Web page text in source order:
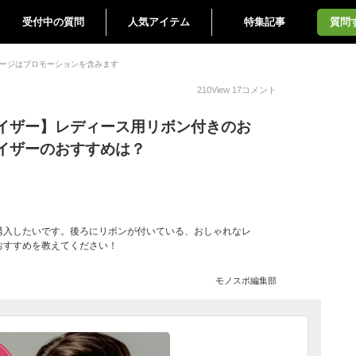
受付中の質問 人気アイテム 特集記事 質問
ジはプロモーションを含みます
210View 17コメント
ザー】レディース用リボン付きのお
ザーのおすすめは？
したいです。後ろにリボンが付いている、おしゃれなレ
すめを教えてください！
モノスポ編集部